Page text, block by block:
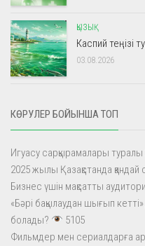
ҚЫЗЫҚ
Каспий теңізі
03.08.2026
КӨРУЛЕР БОЙЫНША ТОП
Игуасу сарқырамалары туралы
2025 жылы Қазақстанда қандай
Бизнес үшін мақсатты
«Бәрі бақылаудан шығып
болады?
5105
Фильмдер мен сериалдарға